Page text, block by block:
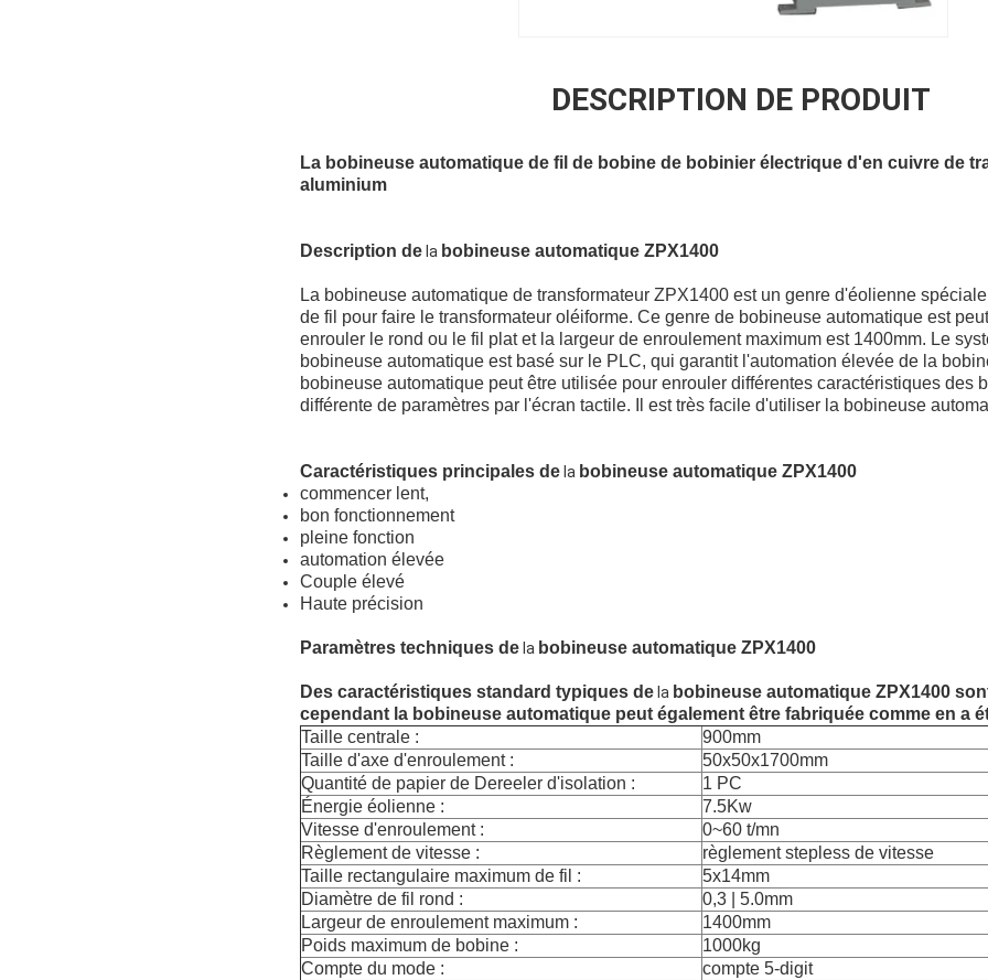
DESCRIPTION DE PRODUIT
La bobineuse automatique de fil de bobine de bobinier électrique d'en cuivre de
aluminium
Description de la bobineuse automatique ZPX1400
La bobineuse automatique de transformateur ZPX1400 est un genre d'éolienne
de fil pour faire le transformateur oléiforme. Ce genre de bobineuse automatique est
enrouler le rond ou le fil plat et la largeur de enroulement maximum est 1400mm. Le
bobineuse automatique est basé sur le PLC, qui garantit l'automation élevée de la
bobineuse automatique peut être utilisée pour enrouler différentes caractéristiques des
différente de paramètres par l'écran tactile. Il est très facile d'utiliser la bobineuse
Caractéristiques principales de la bobineuse automatique ZPX1400
commencer lent,
bon fonctionnement
pleine fonction
automation élevée
Couple élevé
Haute précision
Paramètres techniques de la bobineuse automatique ZPX1400
Des caractéristiques standard typiques de la bobineuse automatique ZPX1400
cependant la bobineuse automatique peut également être fabriquée comme en a
Taille centrale :
900mm
Taille d'axe d'enroulement :
50x50x1700mm
Quantité de papier de Dereeler d'isolation :
1 PC
Énergie éolienne :
7.5Kw
Vitesse d'enroulement :
0~60 t/mn
Règlement de vitesse :
règlement stepless de vitesse
Taille rectangulaire maximum de fil :
5x14mm
Diamètre de fil rond :
0,3 | 5.0mm
Largeur de enroulement maximum :
1400mm
Poids maximum de bobine :
1000kg
Compte du mode :
compte 5-digit